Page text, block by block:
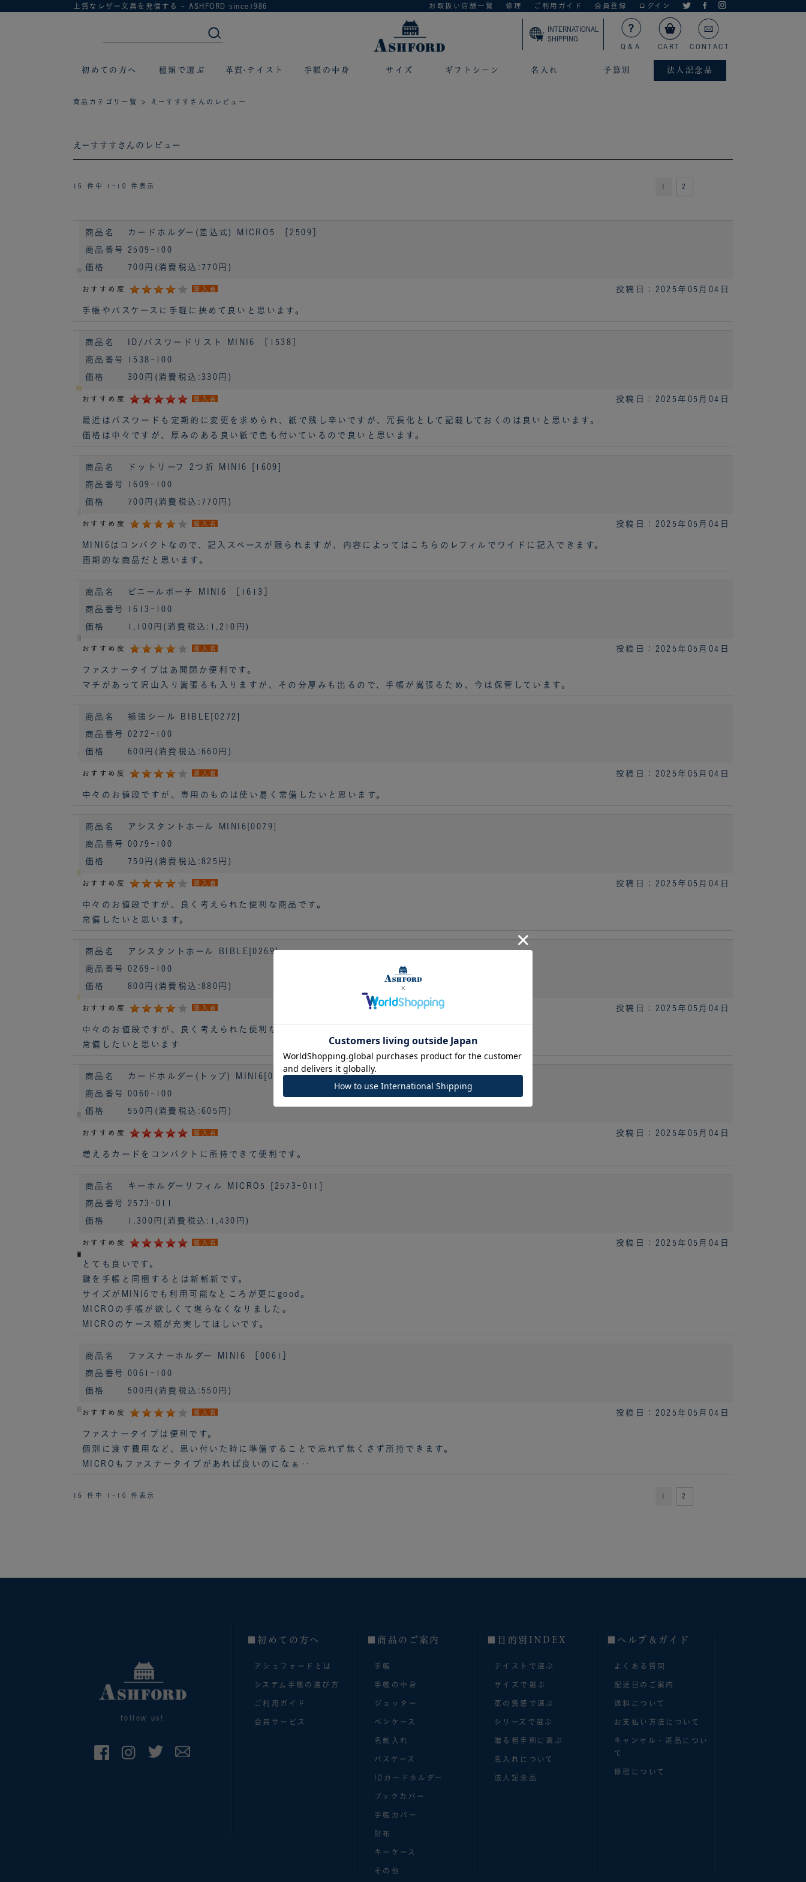
上質なレザー文具を発信する - ASHFORD since1986 お取扱い店舗一覧 修理 ご利用ガイド 会員登録 ログイン
INTERNATIONAL
SHIPPING
Q＆A
CART CONTACT
初めての方へ 種類で選ぶ 革質·テイスト 手帳の中身 サイズ ギフトシーン 名入れ 予算別 法人記念品
商品カテゴリ一覧 > えーすすすさんのレビュー
えーすすすさんのレビュー
16 件中 1-10 件表示 2
商品名 カードホルダー(差込式) MICRO5 ［2509］
商品番号 2509-100
価格 700円 (消費税込:770円)
投稿日：2025年05月04日
おすすめ度 購入者
手帳やパスケースに手軽に挟めて良いと思います。
商品名 ID/パスワードリスト MINI6 ［1538］
商品番号 1538-100
価格 300円 (消費税込:330円)
投稿日：2025年05月04日
おすすめ度 購入者
最近はパスワードも定期的に変更を求められ、紙で残し辛いですが、冗長化として記載しておくのは良いと思います。
価格は中々ですが、厚みのある良い紙で色も付いているので良いと思います。
商品名 ドットリーフ 2つ折 MINI6 [1609]
商品番号 1609-100
価格 700円 (消費税込:770円)
投稿日：2025年05月04日
おすすめ度 購入者
MINI6はコンパクトなので、記入スペースが限られますが、内容によってはこちらのレフィルでワイドに記入できます。
画期的な商品だと思います。
商品名 ビニールポーチ MINI6 ［1613］
商品番号 1613-100
価格 1,100円 (消費税込:1,210円)
投稿日：2025年05月04日
おすすめ度 購入者
ファスナータイプはあ開閉か便利です。
マチがあって沢山入り嵩張るも入りますが、その分厚みも出るので、手帳が嵩張るため、今は保管しています。
商品名 補強シール BIBLE[0272]
商品番号 0272-100
価格 600円 (消費税込:660円)
投稿日：2025年05月04日
おすすめ度 購入者
中々のお値段ですが、専用のものは使い易く常備したいと思います。
商品名 アシスタントホール MINI6[0079]
商品番号 0079-100
価格 750円 (消費税込:825円)
投稿日：2025年05月04日
おすすめ度 購入者
中々のお値段ですが、良く考えられた便利な商品です。
常備したいと思います。
商品名 アシスタントホール BIBLE[0269]
商品番号 0269-100
価格 800円 (消費税込:880円)
投稿日：2025年05月04日
おすすめ度 購入者
中々のお値段ですが、良く考えられた便利な商品です。
常備したいと思います
商品名 カードホルダー(トップ) MINI6[0060]
商品番号 0060-100
価格 550円 (消費税込:605円)
投稿日：2025年05月04日
おすすめ度 購入者
増えるカードをコンパクトに所持できて便利です。
商品名 キーホルダーリフィル MICRO5 [2573-011]
商品番号 2573-011
価格 1,300円 (消費税込:1,430円)
投稿日：2025年05月04日
おすすめ度 購入者
とても良いです。
鍵を手帳と同梱するとは新斬新です。
サイズがMINI6でも利用可能なところが更にgood。
MICROの手帳が欲しくて堪らなくなりました。
MICROのケース類が充実してほしいです。
商品名 ファスナーホルダー MINI6 ［0061］
商品番号 0061-100
価格 500円 (消費税込:550円)
投稿日：2025年05月04日
おすすめ度 購入者
ファスナータイプは便利です。
個別に渡す費用など、思い付いた時に準備することで忘れず無くさず所持できます。
MICROもファスナータイプがあれば良いのになぁ‥
16 件中 1-10 件表示 2
follow us!
■初めての方へ
アシュフォードとは
システム手帳の選び方
ご利用ガイド
会員サービス
■商品のご案内
手帳
手帳の中身
ジョッター
ペンケース
名刺入れ
パスケース
IDカードホルダー
ブックカバー
手帳カバー
財布
キーケース
その他
■目的別INDEX
テイストで選ぶ
サイズで選ぶ
革の質感で選ぶ
シリーズで選ぶ
贈る相手別に選ぶ
名入れについて
法人記念品
■へルプ＆ガイド
よくある質問
配達日のご案内
送料について
お支払い方法について
キャンセル・返品につい
て
修理について